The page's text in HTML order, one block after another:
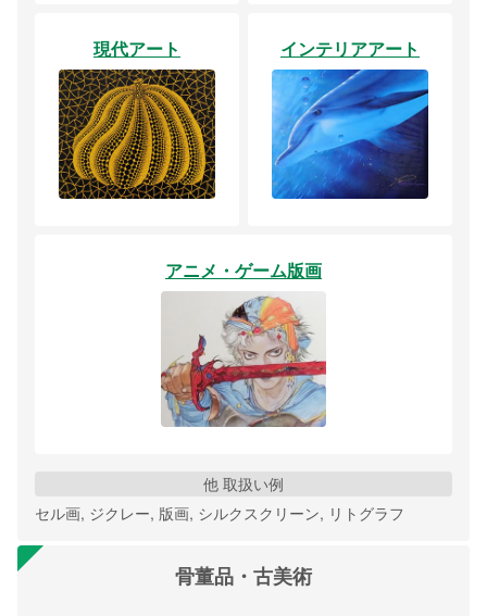
現代アート インテリアアート
アニメ・ゲーム版画
他 取扱い例
セル画, ジクレー, 版画, シルクスクリーン, リトグラフ
骨董品・古美術